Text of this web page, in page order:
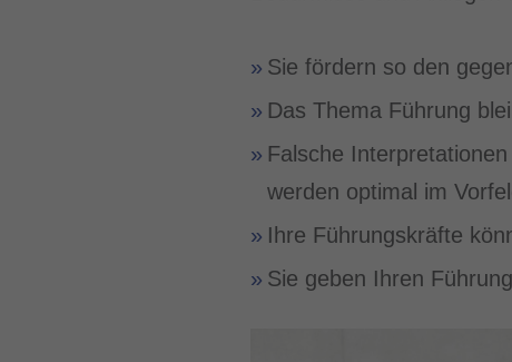
Sie fördern so den
Das Thema Führung
Falsche
werden optimal im
Ihre Führungskräfte
Sie geben Ihren